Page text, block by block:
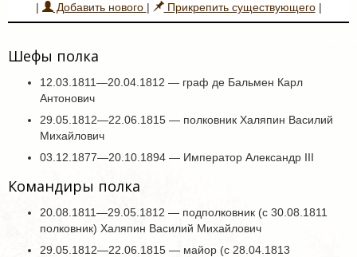
| Добавить нового | Прикрепить существующего|
Шефы полка
12.03.1811—20.04.1812 — граф де Бальмен Карл
Антонович
29.05.1812—22.06.1815 — полковник Халяпин Василий
Михайлович
03.12.1877—20.10.1894 — Император Александр III
Командиры полка
20.08.1811—29.05.1812 — подполковник (с 30.08.1811
полковник) Халяпин Василий Михайлович
29.05.1812—22.06.1815 — майор (с 28.04.1813